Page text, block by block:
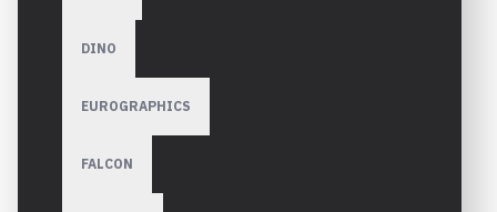
DINO
EUROGRAPHICS
FALCON